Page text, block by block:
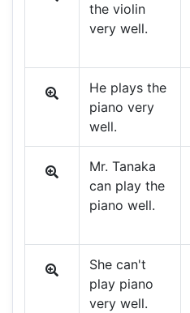
the violin
very well.
He plays the
piano very
well.
Mr. Tanaka
can play the
piano well.
She can't
play piano
very well.